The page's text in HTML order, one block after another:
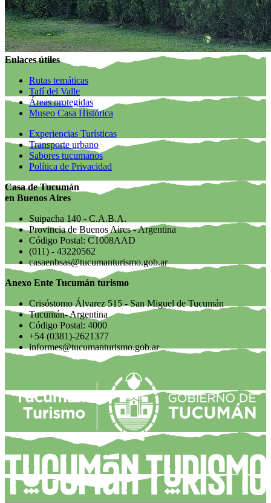
Enlaces útiles
Rutas temáticas
Tafí del Valle
Áreas protegidas
Museo Casa Histórica
Experiencias Turísticas
Transporte urbano
Sabores tucumanos
Política de Privacidad
Casa de Tucumán
en Buenos Aires
Suipacha 140 - C.A.B.A.
Provincia de Buenos Aires - Argentina
Código Postal: C1008AAD
(011) - 43220562
casaenbsas@tucumanturismo.gob.ar
Anexo Ente Tucumán turismo
Crisóstomo Álvarez 515 - San Miguel de Tucumán
Tucumán- Argentina
Código Postal: 4000
+54 (0381)-2621377
informes@tucumanturismo.gob.ar